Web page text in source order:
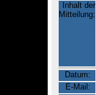
Inhalt der
Mitteilung:
Datum:
E-Mail: